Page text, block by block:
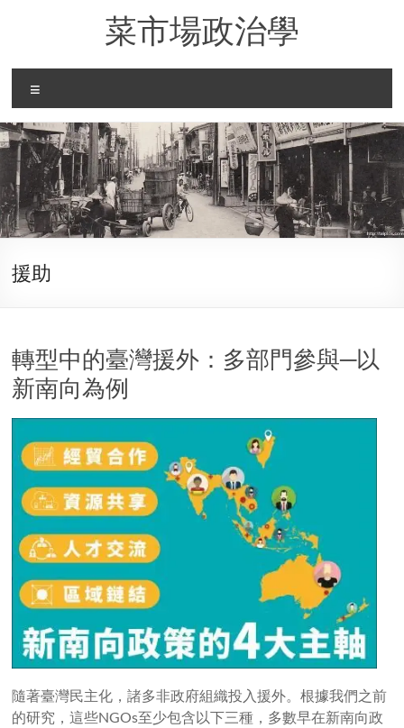
菜市場政治學
援助
轉型中的臺灣援外：多部門參與─以
新南向為例
隨著臺灣民主化，諸多非政府組織投入援外。根據我們之前
的研究，這些NGOs至少包含以下三種，多數早在新南向政